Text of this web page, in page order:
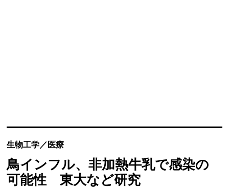
生物工学／医療
鳥インフル、非加熱牛乳で感染の
可能性 東大など研究